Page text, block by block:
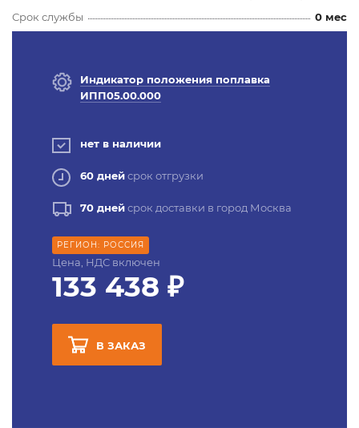
Срок службы
0 мес
Индикатор положения поплавка
ИПП05.00.000
нет в наличии
60 днейсрок отгрузки
70 днейсрок доставки в город Москва
РЕГИОН: РОССИЯ
Цена, НДС включен
133 438 ₽
В ЗАКАЗ